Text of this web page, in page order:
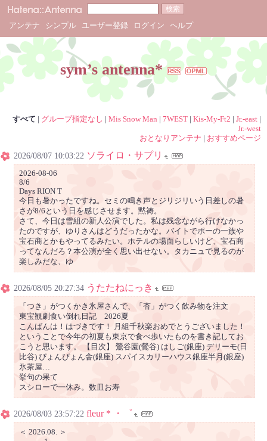
アンテナ シンプル ユーザー登録 ログイン ヘルプ
sym’s antenna*
すべて | グループ指定なし | Mis Snow Man | 7WEST | Kis-My-Ft2 | Jr.-east |
Jr.-west
おとなりアンテナ | おすすめページ
2026/08/07 10:03:22 ソライロ・サプリ
2026-08-06
8/6
Days RION T
今日も暑かったですね。セミの鳴き声とジリジリいう日差しの暑
さが8/6という日を感じさせます。黙祷。
さて、今日は雪組の新人公演でした。私は残念ながら行けなかっ
たのですが、ゆりさんはどうだったかな。バイトでポーの一族や
宝石商とかもやってるみたい。ホテルの場面らしいけど、宝石商
ってなんだろ？本公演が全く思い出せない。タカニュで見るのが
楽しみだな、ゆ
2026/08/05 20:27:34 うたたねにっき
「つき」がつくかき氷屋さんで、「杏」がつく飲み物を注文
東宝観劇食い倒れ日記 2026夏
こんばんは！はづきです！ 月組千秋楽おめでとうございました！
ということで今年の初夏も東京で食べ歩いたものを書き記してお
こうと思います。 【目次】 鶯谷園(鶯谷) はしご(銀座) デリーモ(日
比谷) ぴょんぴょん舎(銀座) スパイスカリーハウス銀座半月(銀座)
氷茶屋…
挙句の果て
スシローで一休み。数皿お寿
2026/08/03 23:57:22 fleur＊・゜
＜ 2026.08. ＞